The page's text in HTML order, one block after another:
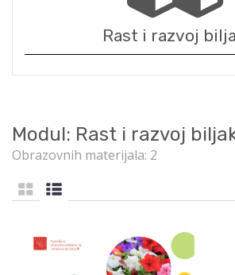
Rast i razvoj
Modul: Rast i razvoj
Obrazovnih materijala: 2